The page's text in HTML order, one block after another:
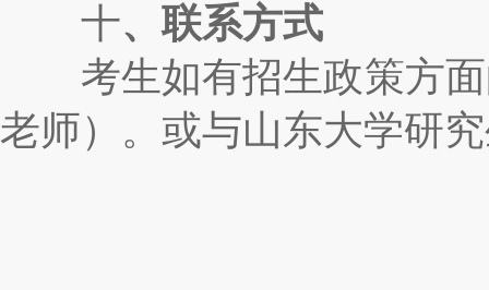
十、联系方式
考生如有招生政策方面
老师）。或与山东大学研